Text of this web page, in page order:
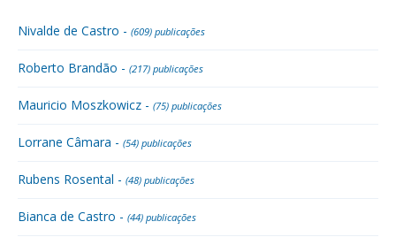
Nivalde de Castro - (609) publicações
Roberto Brandão - (217) publicações
Mauricio Moszkowicz - (75) publicações
Lorrane Câmara - (54) publicações
Rubens Rosental - (48) publicações
Bianca de Castro - (44) publicações